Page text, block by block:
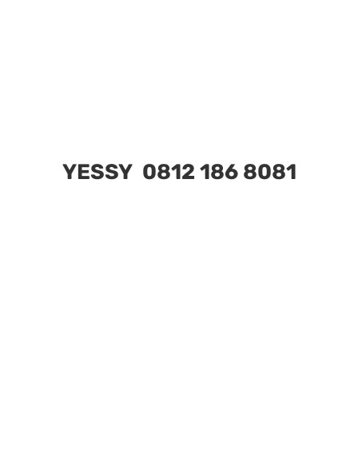
YESSY 0812 186 8081